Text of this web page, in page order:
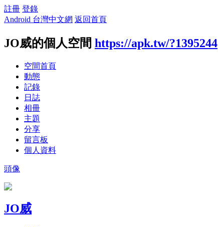
註冊 登錄
Android 台灣中文網 返回首頁
JO威的個人空間 https://apk.tw/?1395244
空間首頁
動態
記錄
日誌
相冊
主題
分享
留言板
個人資料
頭像
JO威